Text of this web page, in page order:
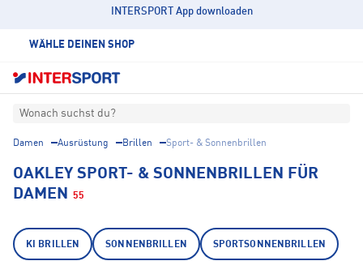
INTERSPORT App downloaden
WÄHLE DEINEN SHOP
Wonach suchst du?
Damen Ausrüstung Brillen Sport- & Sonnenbrillen
OAKLEY SPORT- & SONNENBRILLEN FÜR
DAMEN 55
KI BRILLEN SONNENBRILLEN SPORTSONNENBRILLEN